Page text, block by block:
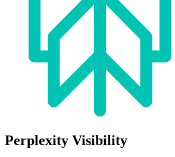
Perplexity Visibility